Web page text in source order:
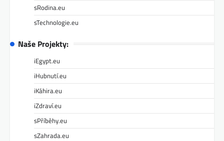
sRodina.eu
sTechnologie.eu
Naše Projekty:
iEgypt.eu
iHubnutí.eu
iKáhira.eu
iZdraví.eu
sPříběhy.eu
sZahrada.eu